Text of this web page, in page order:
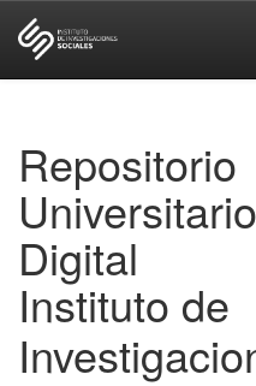
Repositorio
Universitario
Digital
Instituto de